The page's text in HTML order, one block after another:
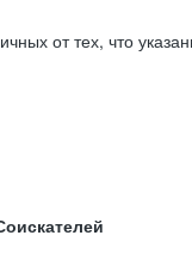
от тех, что